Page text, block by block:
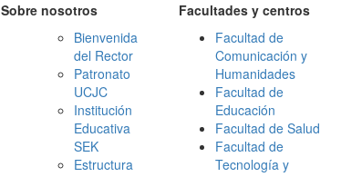
Sobre nosotros
Bienvenida
del Rector
Patronato
UCJC
Institución
Educativa
SEK
Estructura
Facultades y centros
Facultad de
Comunicación y
Humanidades
Facultad de
Educación
Facultad de Salud
Facultad de
Tecnología y